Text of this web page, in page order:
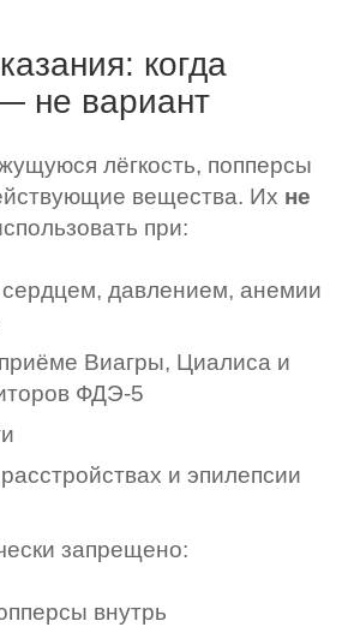
когда
не вариант
лёгкость, попперсы
вещества. Их не
при:
давлением, анемии
Виагры, Циалиса и
ФДЭ-5
и эпилепсии
запрещено:
внутрь